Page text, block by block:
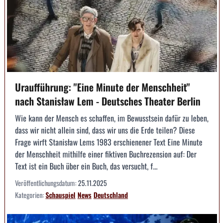
Uraufführung: "Eine Minute der Menschheit"
nach Stanisław Lem - Deutsches Theater Berlin
Wie kann der Mensch es schaffen, im Bewusstsein dafür zu leben,
dass wir nicht allein sind, dass wir uns die Erde teilen? Diese
Frage wirft Stanisław Lems 1983 erschienener Text Eine Minute
der Menschheit mithilfe einer fiktiven Buchrezension auf: Der
Text ist ein Buch über ein Buch, das versucht, f...
Veröffentlichungsdatum:25.11.2025
Kategorien:Schauspiel NewsDeutschland